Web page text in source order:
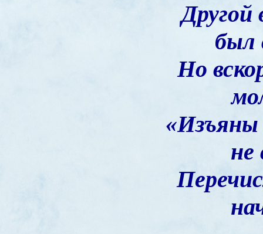
Другой
был
Но
«Изъяны
не